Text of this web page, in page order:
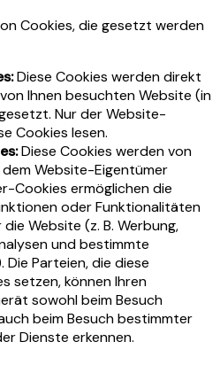
Cookies, die gesetzt werden
Diese Cookies werden direkt
Ihnen besuchten Website (in
Nur der Website-
Cookies lesen.
Diese Cookies werden von
Website-Eigentümer
Cookies ermöglichen die
oder Funktionalitäten
Website (z. B. Werbung,
und bestimmte
Parteien, die diese
setzen, können Ihren
sowohl beim Besuch
beim Besuch bestimmter
Dienste erkennen.